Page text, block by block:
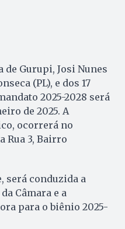
Gurupi, Josi Nunes
(PL), e dos 17
2025-2028 será
de 2025. A
ocorrerá no
Rua 3, Bairro
será conduzida a
Câmara e a
para o biênio 2025-